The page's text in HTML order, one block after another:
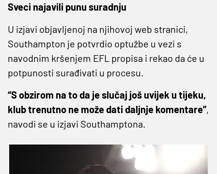
Sveci najavili punu suradnju
U izjavi objavljenoj na njihovoj web stranici,
Southampton je potvrdio optužbe u vezi s
navodnim kršenjem EFL propisa i rekao da će u
potpunosti surađivati u procesu.
“S obzirom na to da je slučaj još uvijek u tijeku,
klub trenutno ne može dati daljnje komentare”,
navodi se u izjavi Southamptona.